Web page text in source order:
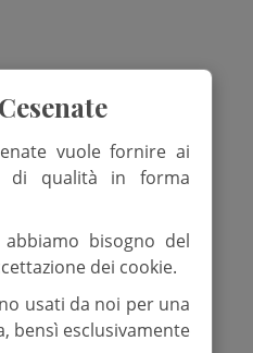
vuole fornire ai
di qualità in forma
bisogno del
dei cookie.
usati da noi per una
bensì esclusivamente